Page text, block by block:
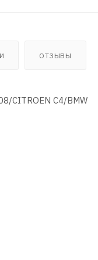
ОТЗЫВЫ
CITROEN C4/BMW